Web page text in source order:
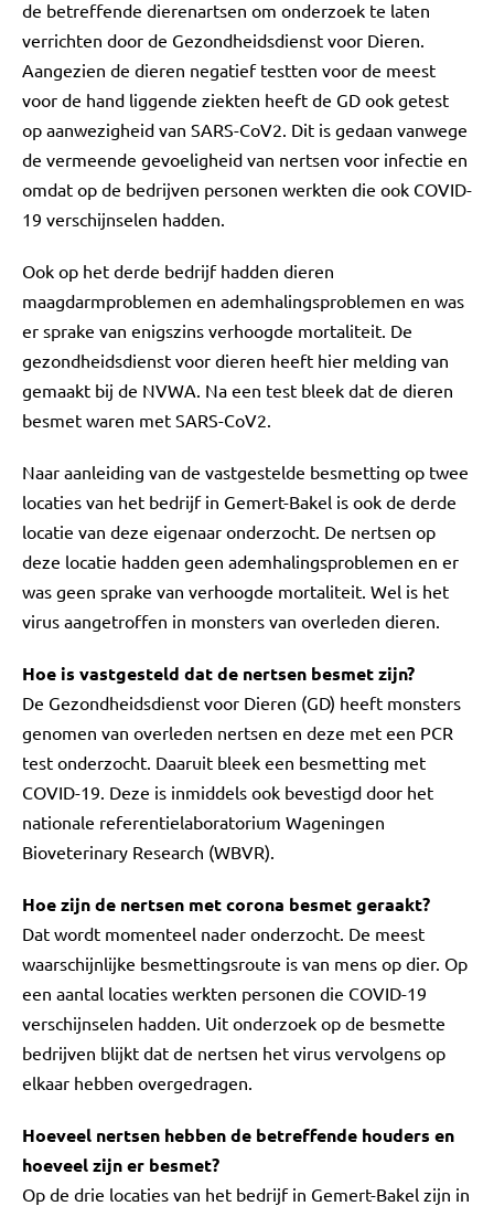
de betreffende dierenartsen om onderzoek te laten
verrichten door de Gezondheidsdienst voor Dieren.
Aangezien de dieren negatief testten voor de meest
voor de hand liggende ziekten heeft de GD ook getest
op aanwezigheid van SARS-CoV2. Dit is gedaan vanwege
de vermeende gevoeligheid van nertsen voor infectie en
omdat op de bedrijven personen werkten die ook COVID-
19 verschijnselen hadden.
Ook op het derde bedrijf hadden dieren
maagdarmproblemen en ademhalingsproblemen en was
er sprake van enigszins verhoogde mortaliteit. De
gezondheidsdienst voor dieren heeft hier melding van
gemaakt bij de NVWA. Na een test bleek dat de dieren
besmet waren met SARS-CoV2.
Naar aanleiding van de vastgestelde besmetting op twee
locaties van het bedrijf in Gemert-Bakel is ook de derde
locatie van deze eigenaar onderzocht. De nertsen op
deze locatie hadden geen ademhalingsproblemen en er
was geen sprake van verhoogde mortaliteit. Wel is het
virus aangetroffen in monsters van overleden dieren.
Hoe is vastgesteld dat de nertsen besmet zijn?
De Gezondheidsdienst voor Dieren (GD) heeft monsters
genomen van overleden nertsen en deze met een PCR
test onderzocht. Daaruit bleek een besmetting met
COVID-19. Deze is inmiddels ook bevestigd door het
nationale referentielaboratorium Wageningen
Bioveterinary Research (WBVR).
Hoe zijn de nertsen met corona besmet geraakt?
Dat wordt momenteel nader onderzocht. De meest
waarschijnlijke besmettingsroute is van mens op dier. Op
een aantal locaties werkten personen die COVID-19
verschijnselen hadden. Uit onderzoek op de besmette
bedrijven blijkt dat de nertsen het virus vervolgens op
elkaar hebben overgedragen.
Hoeveel nertsen hebben de betreffende houders en
hoeveel zijn er besmet?
Op de drie locaties van het bedrijf in Gemert-Bakel zijn in